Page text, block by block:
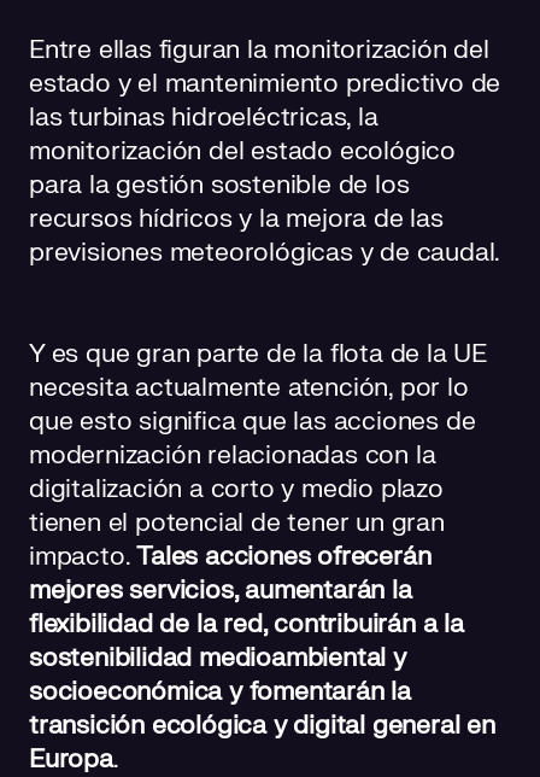
Entre ellas figuran la monitorización del
estado y el mantenimiento predictivo de
las turbinas hidroeléctricas, la
monitorización del estado ecológico
para la gestión sostenible de los
recursos hídricos y la mejora de las
previsiones meteorológicas y de caudal.
Y es que gran parte de la flota de la UE
necesita actualmente atención, por lo
que esto significa que las acciones de
modernización relacionadas con la
digitalización a corto y medio plazo
tienen el potencial de tener un gran
impacto.Tales acciones ofrecerán
mejores servicios, aumentarán la
flexibilidad de la red, contribuirán a la
sostenibilidad medioambiental y
socioeconómica y fomentarán la
transición ecológica y digital general en
Europa.